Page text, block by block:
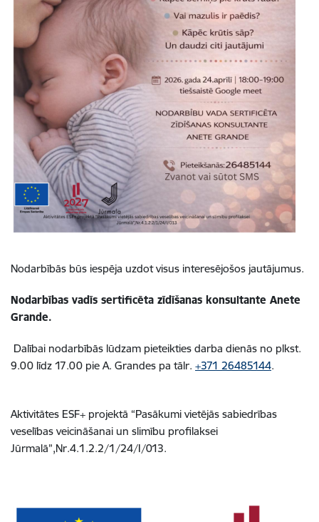
Nodarbībās būs iespēja uzdot visus interesējošos jautājumus.
Nodarbības vadīs sertificēta zīdīšanas konsultante Anete
Grande.
Dalībai nodarbībās lūdzam pieteikties darba dienās no plkst.
9.00 līdz 17.00 pie A. Grandes pa tālr. +371 26485144.
Aktivitātes ESF+ projektā “Pasākumi vietējās sabiedrības
veselības veicināšanai un slimību profilaksei
Jūrmalā”,Nr.4.1.2.2/1/24/I/013.